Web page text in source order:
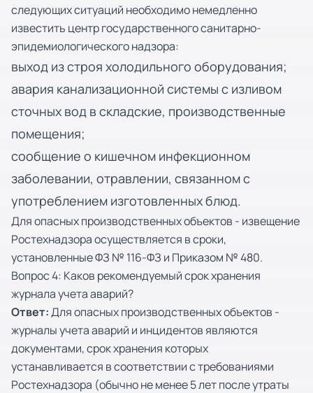
следующих ситуаций необходимо немедленно
известить центр государственного санитарно-
эпидемиологического надзора:
выход из строя холодильного оборудования;
авария канализационной системы с изливом
сточных вод в складские, производственные
помещения;
сообщение о кишечном инфекционном
заболевании, отравлении, связанном с
употреблением изготовленных блюд.
Для опасных производственных объектов - извещение
Ростехнадзора осуществляется в сроки,
установленные ФЗ № 116-ФЗ и Приказом № 480.
Вопрос 4: Каков рекомендуемый срок хранения
журнала учета аварий?
Ответ:Для опасных производственных объектов -
журналы учета аварий и инцидентов являются
документами, срок хранения которых
устанавливается в соответствии с требованиями
Ростехнадзора (обычно не менее 5 лет после утраты